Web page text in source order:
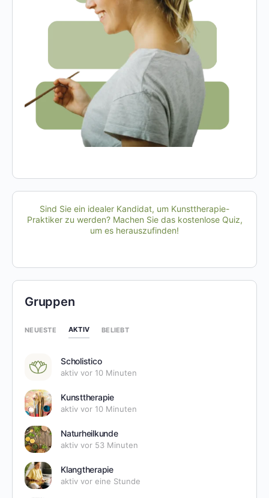
Sind Sie ein idealer Kandidat, um Kunsttherapie-
Praktiker zu werden? Machen Sie das kostenlose Quiz,
um es herauszufinden!
Gruppen
NEUESTE AKTIV BELIEBT
Scholistico
aktiv vor 10 Minuten
Kunsttherapie
aktiv vor 10 Minuten
Naturheilkunde
aktiv vor 53 Minuten
Klangtherapie
aktiv vor eine Stunde